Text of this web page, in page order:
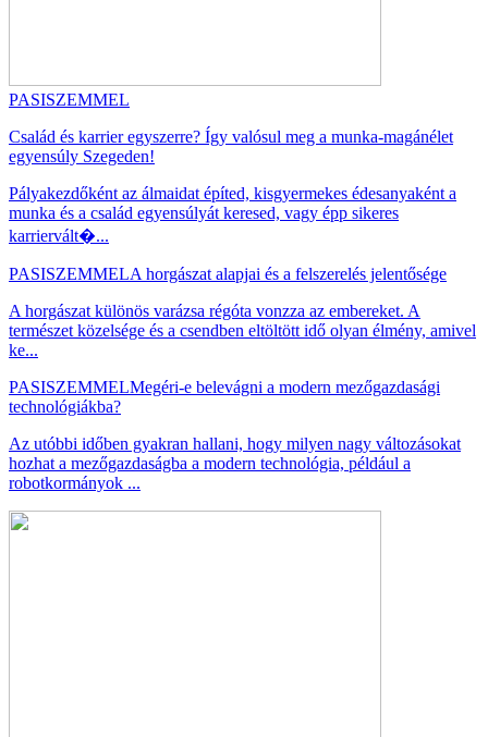
PASISZEMMEL
Család és karrier egyszerre? Így valósul meg a munka-magánélet
egyensúly Szegeden!
Pályakezdőként az álmaidat építed, kisgyermekes édesanyaként a
munka és a család egyensúlyát keresed, vagy épp sikeres
karriervált�...
PASISZEMMELA horgászat alapjai és a felszerelés jelentősége
A horgászat különös varázsa régóta vonzza az embereket. A
természet közelsége és a csendben eltöltött idő olyan élmény, amivel
ke...
PASISZEMMELMegéri-e belevágni a modern mezőgazdasági
technológiákba?
Az utóbbi időben gyakran hallani, hogy milyen nagy változásokat
hozhat a mezőgazdaságba a modern technológia, például a
robotkormányok ...